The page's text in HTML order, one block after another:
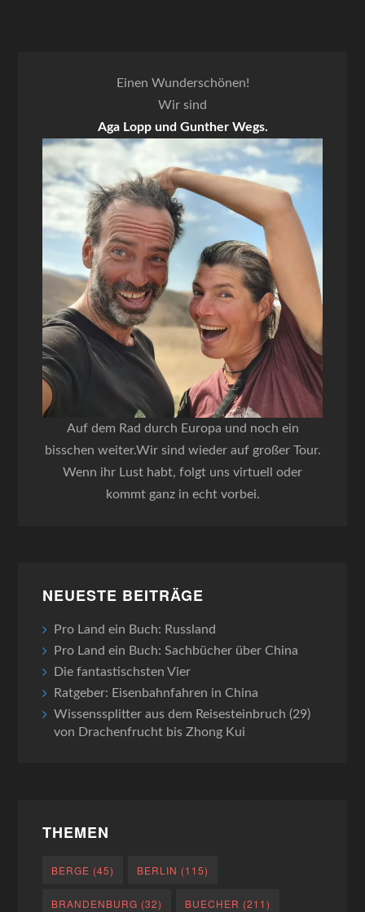
Einen Wunderschönen!
Wir sind
Aga Lopp und Gunther Wegs.
Auf dem Rad durch Europa und noch ein
bisschen weiter.Wir sind wieder auf großer Tour.
Wenn ihr Lust habt, folgt uns virtuell oder
kommt ganz in echt vorbei.
NEUESTE BEITRÄGE
Pro Land ein Buch: Russland
Pro Land ein Buch: Sachbücher über China
Die fantastischsten Vier
Ratgeber: Eisenbahnfahren in China
Wissenssplitter aus dem Reisesteinbruch (29)
von Drachenfrucht bis Zhong Kui
THEMEN
BERGE (45) BERLIN (115)
BRANDENBURG (32) BUECHER (211)